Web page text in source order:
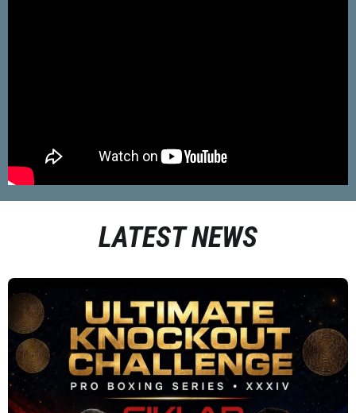
LATEST NEWS